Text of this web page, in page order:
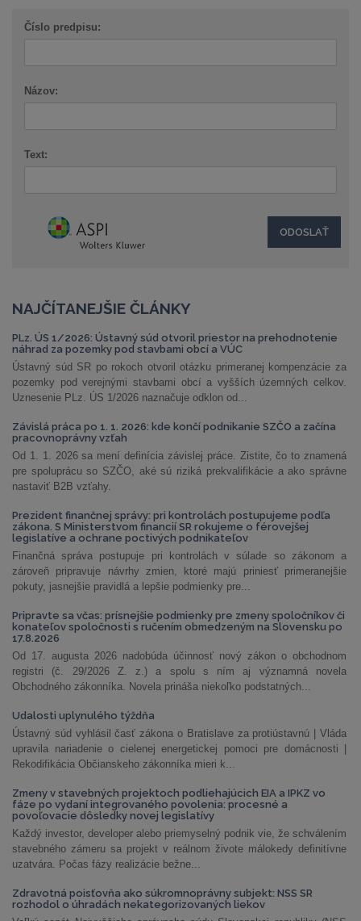
Číslo predpisu:
Názov:
Text:
NAJČÍTANEJŠIE ČLÁNKY
PLz. ÚS 1/2026: Ústavný súd otvoril priestor na prehodnotenie
náhrad za pozemky pod stavbami obcí a VÚC
Ústavný súd SR po rokoch otvoril otázku primeranej kompenzácie za
pozemky pod verejnými stavbami obcí a vyšších územných celkov.
Uznesenie PLz. ÚS 1/2026 naznačuje odklon od...
Závislá práca po 1. 1. 2026: kde končí podnikanie SZČO a začína
pracovnoprávny vzťah
Od 1. 1. 2026 sa mení definícia závislej práce. Zistite, čo to znamená
pre spoluprácu so SZČO, aké sú riziká prekvalifikácie a ako správne
nastaviť B2B vzťahy.
Prezident finančnej správy: pri kontrolách postupujeme podľa
zákona. S Ministerstvom financií SR rokujeme o férovejšej
legislatíve a ochrane poctivých podnikateľov
Finančná správa postupuje pri kontrolách v súlade so zákonom a
zároveň pripravuje návrhy zmien, ktoré majú priniesť primeranejšie
pokuty, jasnejšie pravidlá a lepšie podmienky pre...
Pripravte sa včas: prísnejšie podmienky pre zmeny spoločníkov či
konateľov spoločnosti s ručením obmedzeným na Slovensku po
17.8.2026
Od 17. augusta 2026 nadobúda účinnosť nový zákon o obchodnom
registri (č. 29/2026 Z. z.) a spolu s ním aj významná novela
Obchodného zákonníka. Novela prináša niekoľko podstatných...
Udalosti uplynulého týždňa
Ústavný súd vyhlásil časť zákona o Bratislave za protiústavnú | Vláda
upravila nariadenie o cielenej energetickej pomoci pre domácnosti |
Rekodifikácia Občianskeho zákonníka mieri k...
Zmeny v stavebných projektoch podliehajúcich EIA a IPKZ vo
fáze po vydaní integrovaného povolenia: procesné a
povoľovacie dôsledky novej legislatívy
Každý investor, developer alebo priemyselný podnik vie, že schválením
stavebného zámeru sa projekt v reálnom živote málokedy definitívne
uzatvára. Počas fázy realizácie bežne...
Zdravotná poisťovňa ako súkromnoprávny subjekt: NSS SR
rozhodol o úhradách nekategorizovaných liekov